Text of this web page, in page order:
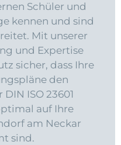
Schüler und
kennen und sind
Mit unserer
und Expertise
sicher, dass Ihre
den
ISO 23601
auf Ihre
am Neckar
sind.